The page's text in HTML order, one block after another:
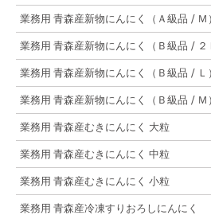
業務用 青森産新物にんにく（Ａ級品 / Ｍ）
業務用 青森産新物にんにく（Ｂ級品 / ２
業務用 青森産新物にんにく（Ｂ級品 / Ｌ）
業務用 青森産新物にんにく（Ｂ級品 / Ｍ）
業務用 青森産むきにんにく 大粒
業務用 青森産むきにんにく 中粒
業務用 青森産むきにんにく 小粒
業務用 青森産冷凍すりおろしにんにく